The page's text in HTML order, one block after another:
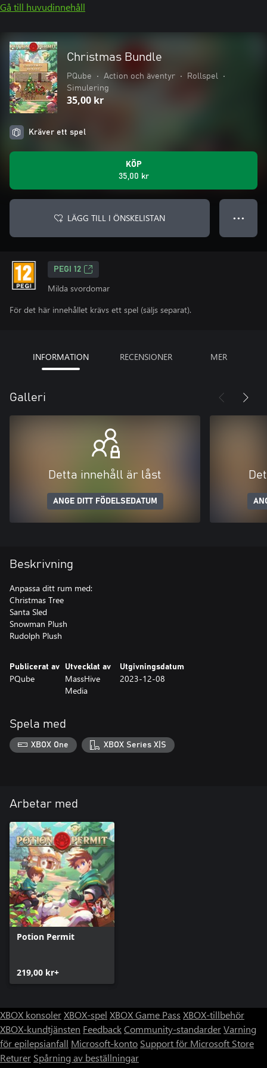
Gå till huvudinnehåll
Christmas Bundle
PQube • Action och äventyr • Rollspel
•
Simulering
35,00 kr
Kräver ett spel
KÖP
35,00 kr
LÄGG TILL I ÖNSKELISTAN ● ● ●
PEGI 12
Milda svordomar
För det här innehållet krävs ett spel (säljs separat).
INFORMATION RECENSIONER MER
Galleri
Detta innehåll är låst
ANGE DITT FÖDELSEDATUM
Beskrivning
Anpassa ditt rum med:
Christmas Tree
Santa Sled
Snowman Plush
Rudolph Plush
Publicerat av
PQube
Utvecklat av
MassHive
Media
Utgivningsdatum
2023-12-08
Spela med
XBOX One XBOX Series X|S
Arbetar med
Potion Permit
219,00 kr+
XBOX konsolerXBOX-spel XBOX Game Pass XBOX-tillbehör
XBOX-kundtjänsten FeedbackCommunity-standarderVarning
för epilepsianfall Microsoft-konto Support för Microsoft Store
Returer Spårning av beställningar